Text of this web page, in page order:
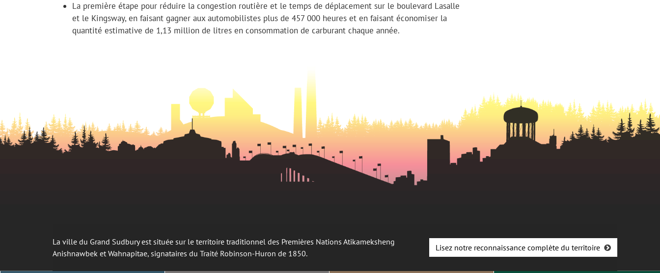
La première étape pour réduire la congestion routière et le temps de déplacement sur le boulevard Lasalle
et le Kingsway, en faisant gagner aux automobilistes plus de 457 000 heures et en faisant économiser la
quantité estimative de 1,13 million de litres en consommation de carburant chaque année.
La ville du Grand Sudbury est située sur le territoire traditionnel des Premières Nations Atikameksheng
Anishnawbek et Wahnapitae, signataires du Traité Robinson-Huron de 1850.
Lisez notre reconnaissance complète du territoire